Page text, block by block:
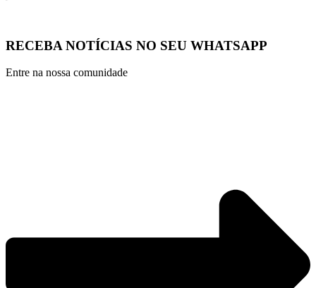
RECEBA NOTÍCIAS NO SEU WHATSAPP
Entre na nossa comunidade